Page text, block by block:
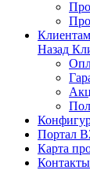
Клиентам
Назад
Портал
Карта
Контакты